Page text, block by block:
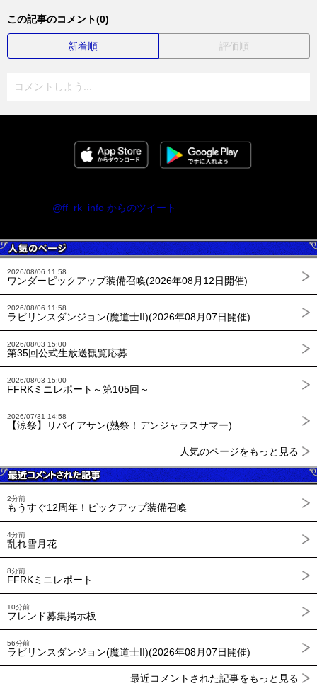
この記事のコメント(0)
新着順 評価順
コメントしよう...
@ff_rk_info からのツイート
2026/08/06 11:58
ワンダーピックアップ装備召喚(2026年08月12日開催)
2026/08/06 11:58
ラビリンスダンジョン(魔道士II)(2026年08月07日開催)
2026/08/03 15:00
第35回公式生放送観覧応募
2026/08/03 15:00
FFRKミニレポート～第105回～
2026/07/31 14:58
【涼祭】リバイアサン(熱祭！デンジャラスサマー)
人気のページをもっと見る
2分前
もうすぐ12周年！ピックアップ装備召喚
4分前
乱れ雪月花
8分前
FFRKミニレポート
10分前
フレンド募集掲示板
56分前
ラビリンスダンジョン(魔道士II)(2026年08月07日開催)
最近コメントされた記事をもっと見る